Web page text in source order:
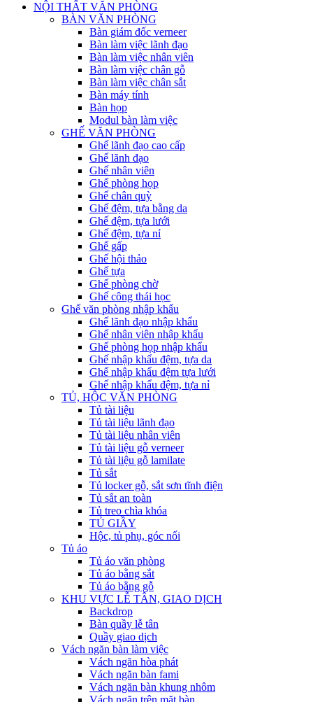
NỘI THẤT VĂN PHÒNG
BÀN VĂN PHÒNG
Bàn giám đốc verneer
Bàn làm việc lãnh đạo
Bàn làm việc nhân viên
Bàn làm việc chân gỗ
Bàn làm việc chân sắt
Bàn máy tính
Bàn họp
Modul bàn làm việc
GHẾ VĂN PHÒNG
Ghế lãnh đạo cao cấp
Ghế lãnh đạo
Ghế nhân viên
Ghế phòng họp
Ghế chân quỳ
Ghế đệm, tựa bằng da
Ghế đệm, tựa lưới
Ghế đệm, tựa nỉ
Ghế gấp
Ghế hội thảo
Ghế tựa
Ghế phòng chờ
Ghế công thái học
Ghế văn phòng nhập khẩu
Ghế lãnh đạo nhập khẩu
Ghế nhân viên nhập khẩu
Ghế phòng họp nhập khẩu
Ghế nhập khẩu đệm, tựa da
Ghế nhập khẩu đệm tựa lưới
Ghế nhập khẩu đệm, tựa nỉ
TỦ, HỘC VĂN PHÒNG
Tủ tài liệu
Tủ tài liệu lãnh đạo
Tủ tài liệu nhân viên
Tủ tài liệu gỗ verneer
Tủ tài liệu gỗ lamilate
Tủ sắt
Tủ locker gỗ, sắt sơn tĩnh điện
Tủ sắt an toàn
Tủ treo chìa khóa
TỦ GIẦY
Hộc, tủ phụ, góc nối
Tủ áo
Tủ áo văn phòng
Tủ áo bằng sắt
Tủ áo bằng gỗ
KHU VỰC LỄ TÂN, GIAO DỊCH
Backdrop
Bàn quầy lễ tân
Quầy giao dịch
Vách ngăn bàn làm việc
Vách ngăn hòa phát
Vách ngăn bàn fami
Vách ngăn bàn khung nhôm